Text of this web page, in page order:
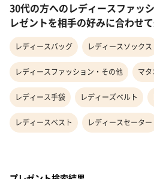
30代の方へのレディースファッ
レゼントを相手の好みに合わせ
レディースバッグ レディースソックス
レディースファッション・その他 マ
レディース手袋 レディーズベルト
レディースベスト レディースセーター